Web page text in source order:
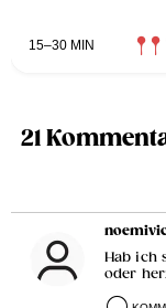
15–30 MIN
21
Hab ich
oder